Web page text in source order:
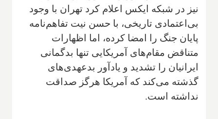
نیز در شبکه ایکس اعلام کرد تهران با وجود
بی‌اعتمادی تاریخی، با حسن نیت تفاهم‌نامه
پایان جنگ را امضا کرده، اما اظهارات
متناقض مقام‌های آمریکایی تنها بدگمانی
ایرانیان را تشدید و یادآور بدعهدی‌های
گذشته می‌کند که آمریکا هرگز صداقت
نداشته است.